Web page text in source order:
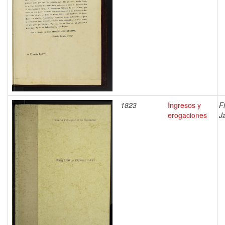
1823
Ingresos y
erogaciones